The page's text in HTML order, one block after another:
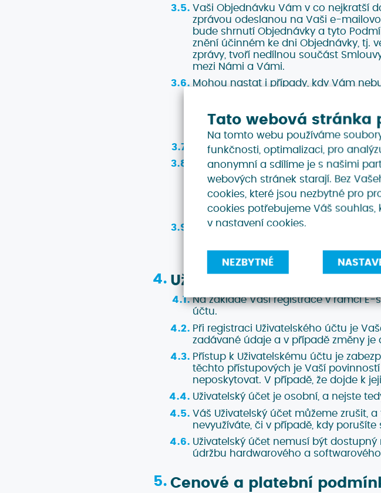
Vaši Objednávku Vám v co nejkratší
zprávou odeslanou na Vaši e-
bude shrnutí Objednávky a tyto
znění účinném ke dni Objednávky, tj.
zprávy, tvoří nedílnou součást
mezi Námi a Vámi.
Mohou nastat i případy, kdy Vám
nemůžeme Objednávku potvrdit,
uzavření Smlouvy v pozměněné
uzavřena ve chvíli, kdy Naši nabídku
V případě, kdy dojde k uzavření
V případě, že máte zřízen
v takovém případě máte ale
předvyplněných údajů. Způsob
bez Uživatelského účtu, výhodou
identifikační údaje.
V některých případech umožňujeme
třeba, abyste v rámci návrhu
pole. Pokud tak učiníte, bude Vám
Uživatelský účet
Na základě Vaší registrace v rámci
účtu.
Při registraci Uživatelského účtu je
zadávané údaje a v případě změny je
Přístup k Uživatelskému účtu je
těchto přístupových je Vaší
neposkytovat. V případě, že dojde k
Uživatelský účet je osobní, a nejste
Váš Uživatelský účet můžeme zrušit,
nevyužíváte, či v případě, kdy
Uživatelský účet nemusí být
údržbu hardwarového a
Cenové a platební
Tato webová stránka
Na tomto webu používáme
funkčnosti, optimalizaci, pro
anonymní a sdílíme je s našimi
webových stránek starají. Bez
cookies, které jsou nezbytné pro
cookies potřebujeme Váš
v nastavení cookies.
NEZBYTNÉ